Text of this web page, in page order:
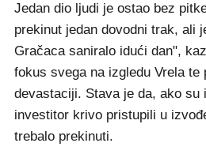
Jedan dio ljudi je ostao bez
prekinut jedan dovodni trak, ali
Gračaca saniralo idući dan",
fokus svega na izgledu Vrela te
devastaciji. Stava je da, ako su
investitor krivo pristupili u
trebalo prekinuti.